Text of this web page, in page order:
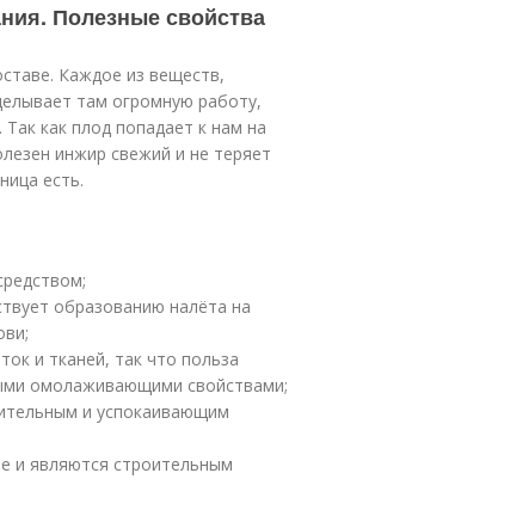
Полезные свойства
Каждое из веществ,
там огромную работу,
как плод попадает к нам на
инжир свежий и не теряет
есть.
образованию налёта на
и тканей, так что польза
омолаживающими свойствами;
и успокаивающим
и являются строительным